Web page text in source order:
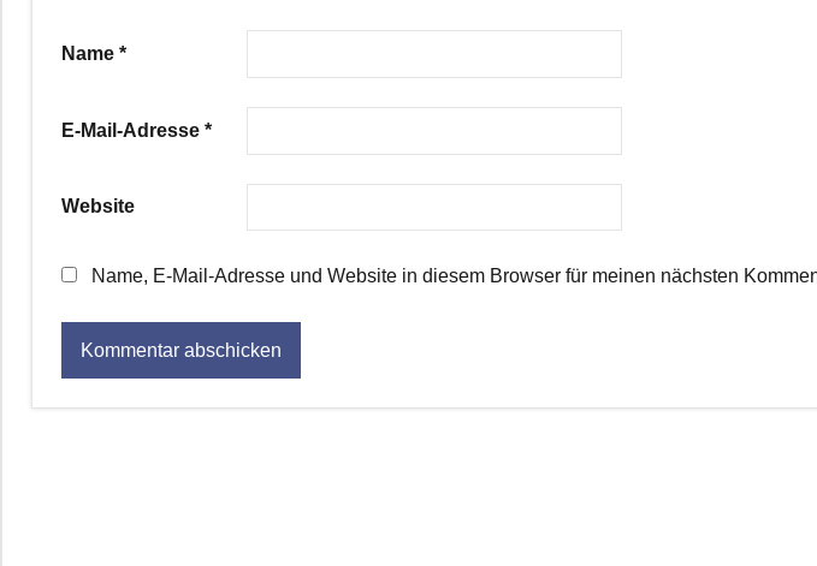
Name *
E-Mail-Adresse *
Website
Name, E-Mail-Adresse und Website in diesem Browser für meinen nächsten